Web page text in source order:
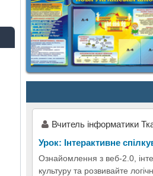
Вчитель інформатики
Урок: Інтерактивне
Ознайомлення з веб-2.0,
культуру та розвивайте